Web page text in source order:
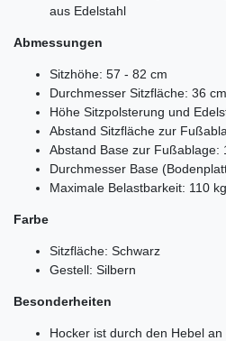
aus Edelstahl
Abmessungen
Sitzhöhe: 57 - 82 cm
Durchmesser Sitzfläche: 36 cm
Höhe Sitzpolsterung und
Abstand Sitzfläche zur
Abstand Base zur Fußablage:
Durchmesser Base
Maximale Belastbarkeit: 110 kg
Farbe
Sitzfläche: Schwarz
Gestell: Silbern
Besonderheiten
Hocker ist durch den Hebel